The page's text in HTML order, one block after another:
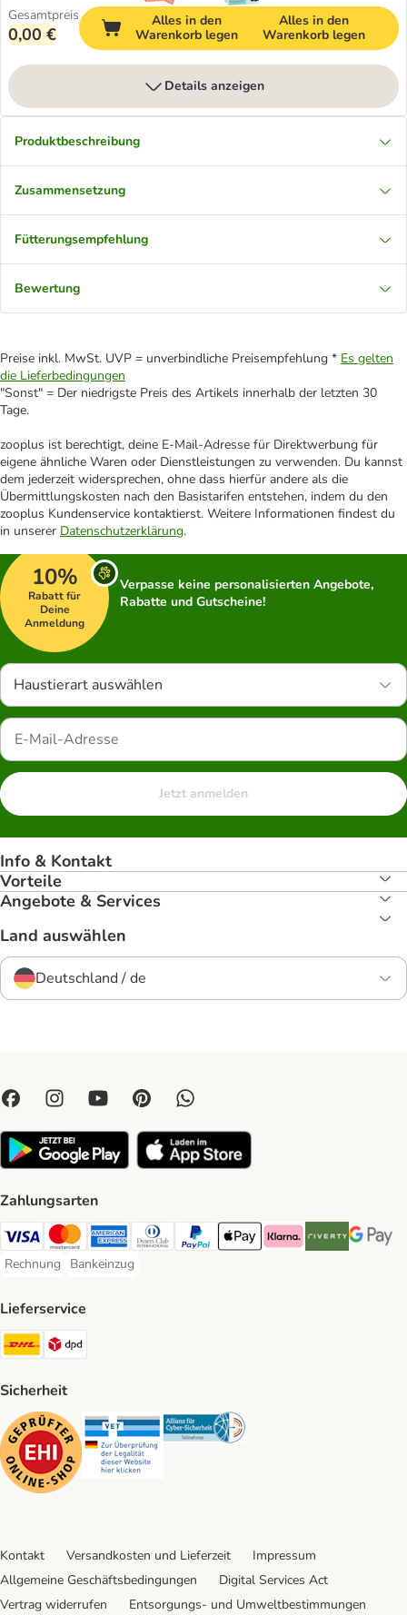
Gesamtpreis
0,00 €
Alles in den
Warenkorb legen
Alles in den
Warenkorb legen
Details anzeigen
Produktbeschreibung
Zusammensetzung
Fütterungsempfehlung
Bewertung
Preise inkl. MwSt. UVP = unverbindliche Preisempfehlung * Es gelten
die Lieferbedingungen
"Sonst" = Der niedrigste Preis des Artikels innerhalb der letzten 30
Tage.
zooplus ist berechtigt, deine E-Mail-Adresse für Direktwerbung für
eigene ähnliche Waren oder Dienstleistungen zu verwenden. Du kannst
dem jederzeit widersprechen, ohne dass hierfür andere als die
Übermittlungskosten nach den Basistarifen entstehen, indem du den
zooplus Kundenservice kontaktierst. Weitere Informationen findest du
in unserer Datenschutzerklärung.
10%
Rabatt für
Deine
Anmeldung
Verpasse keine personalisierten Angebote,
Rabatte und Gutscheine!
Haustierart auswählen
Jetzt anmelden
Info & Kontakt
Vorteile
Angebote & Services
Land auswählen
Deutschland / de
Zahlungsarten
Visa Payment Method
Mastercard Payment Method
American Express Payment Method
Diners Club Payment Method
PayPal Payment Method
Apple Pay Payment Method
Klarna Payment Method
Riverty Payment
Google
Rechnung
Rechnung Payment Method
Bankeinzug
Bankeinzug Payment Method
Lieferservice
DHL Shipping Method
Sicherheit
Security Security Security
Kontakt Versandkosten und Lieferzeit
Impressum
Allgemeine Geschäftsbedingungen
Digital Services Act
Vertrag widerrufen
Entsorgungs- und Umweltbestimmungen